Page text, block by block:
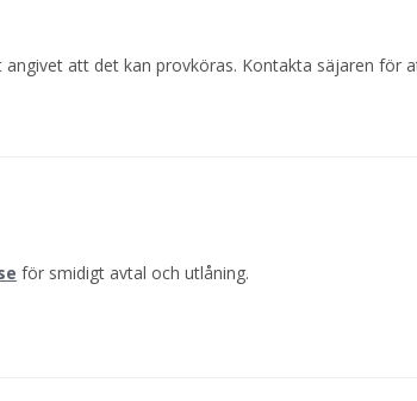
att det kan provköras. Kontakta säjaren för
för smidigt avtal och utlåning.